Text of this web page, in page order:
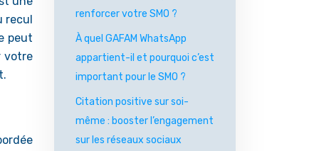
recul
peut
votre
renforcer votre SMO ?
À quel GAFAM WhatsApp
appartient-il et pourquoi c’est
important pour le SMO ?
Citation positive sur soi-
même : booster l’engagement
sur les réseaux sociaux